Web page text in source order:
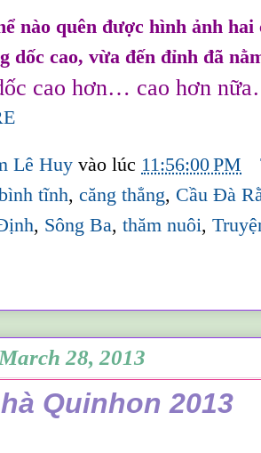
nào quên được hình ảnh
dốc cao, vừa đến đỉnh đã
cao hơn… cao hơn
Lê Huyvào lúc 11:56:00 PM
tĩnh,căng thẳng, Cầu Đà
, Sông Ba,thăm nuôi,
28, 2013
Quinhon 2013